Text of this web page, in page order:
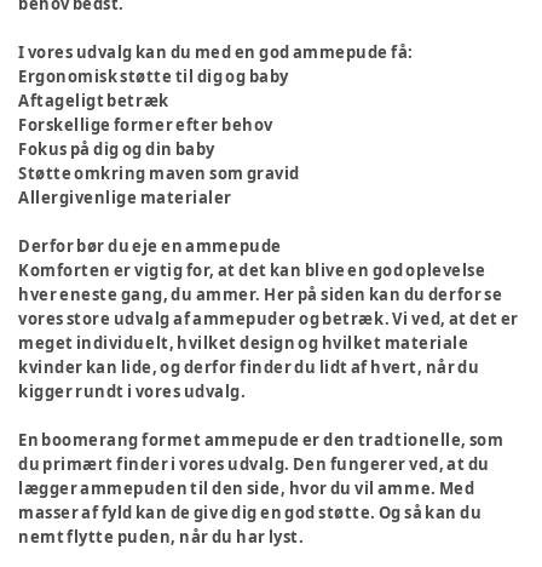
I vores udvalg kan du med en god ammepude få:
Ergonomisk støtte til dig og baby
Aftageligt betræk
Forskellige former efter behov
Fokus på dig og din baby
Støtte omkring maven som gravid
Allergivenlige materialer
Derfor bør du eje en ammepude
Komforten er vigtig for, at det kan blive en god oplevelse
hver eneste gang, du ammer. Her på siden kan du derfor se
vores store udvalg af ammepuder og betræk. Vi ved, at det er
meget individuelt, hvilket design og hvilket materiale
kvinder kan lide, og derfor finder du lidt af hvert, når du
kigger rundt i vores udvalg.
En boomerang formet ammepude er den tradtionelle, som
du primært finder i vores udvalg. Den fungerer ved, at du
lægger ammepuden til den side, hvor du vil amme. Med
masser af fyld kan de give dig en god støtte. Og så kan du
nemt flytte puden, når du har lyst.